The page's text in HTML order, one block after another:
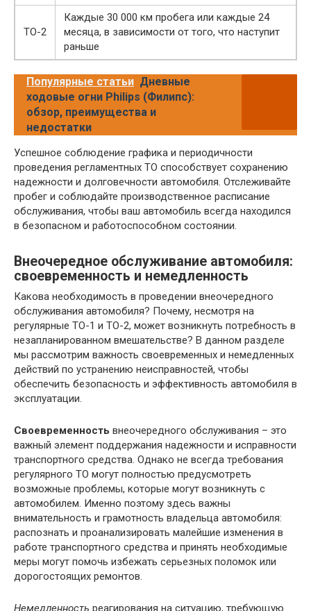
ТО-2
Каждые 30 000 км пробега или каждые 24
месяца, в зависимости от того, что наступит
раньше
Популярные статьи Дневные
ходовые огни Philips (Филипс):
обзор, преимущества и
недостатки
Успешное соблюдение графика и периодичности
проведения регламентных ТО способствует сохранению
надежности и долговечности автомобиля. Отслеживайте
пробег и соблюдайте производственное расписание
обслуживания, чтобы ваш автомобиль всегда находился
в безопасном и работоспособном состоянии.
Внеочередное обслуживание автомобиля:
своевременность и немедленность
Какова необходимость в проведении внеочередного
обслуживания автомобиля? Почему, несмотря на
регулярные ТО-1 и ТО-2, может возникнуть потребность в
незапланированном вмешательстве? В данном разделе
мы рассмотрим важность своевременных и немедленных
действий по устранению неисправностей, чтобы
обеспечить безопасность и эффективность автомобиля в
эксплуатации.
Своевременность внеочередного обслуживания – это
важный элемент поддержания надежности и исправности
транспортного средства. Однако не всегда требования
регулярного ТО могут полностью предусмотреть
возможные проблемы, которые могут возникнуть с
автомобилем. Именно поэтому здесь важны
внимательность и грамотность владельца автомобиля:
распознать и проанализировать малейшие изменения в
работе транспортного средства и принять необходимые
меры могут помочь избежать серьезных поломок или
дорогостоящих ремонтов.
Немедленность реагирования на ситуацию, требующую